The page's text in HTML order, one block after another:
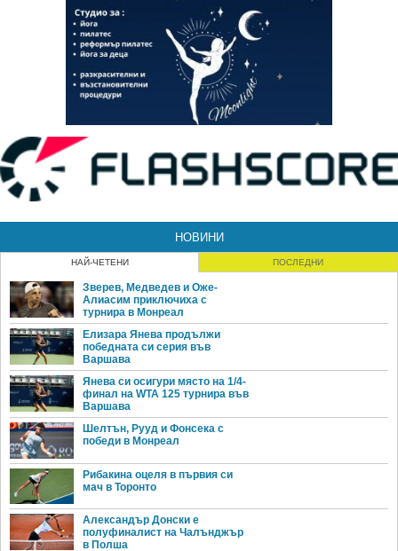
НОВИНИ
НАЙ-ЧЕТЕНИ ПОСЛЕДНИ
Зверев, Медведев и Оже-
Алиасим приключиха с
турнира в Монреал
Елизара Янева продължи
победната си серия във
Варшава
Янева си осигури място на 1/4-
финал на WTA 125 турнира във
Варшава
Шелтън, Рууд и Фонсека с
победи в Монреал
Рибакина оцеля в първия си
мач в Торонто
Александър Донски е
полуфиналист на Чалънджър
в Полша